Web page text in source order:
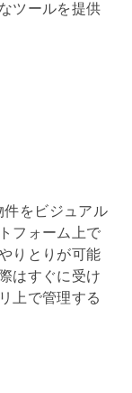
ツールを提供
をビジュアル
フォーム上で
りとりが可能
はすぐに受け
上で管理する